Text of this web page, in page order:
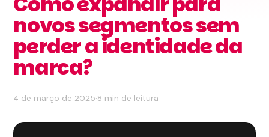
novos segmentos sem
perder a identidade da
marca?
4 de março de 2025·8 min de leitura